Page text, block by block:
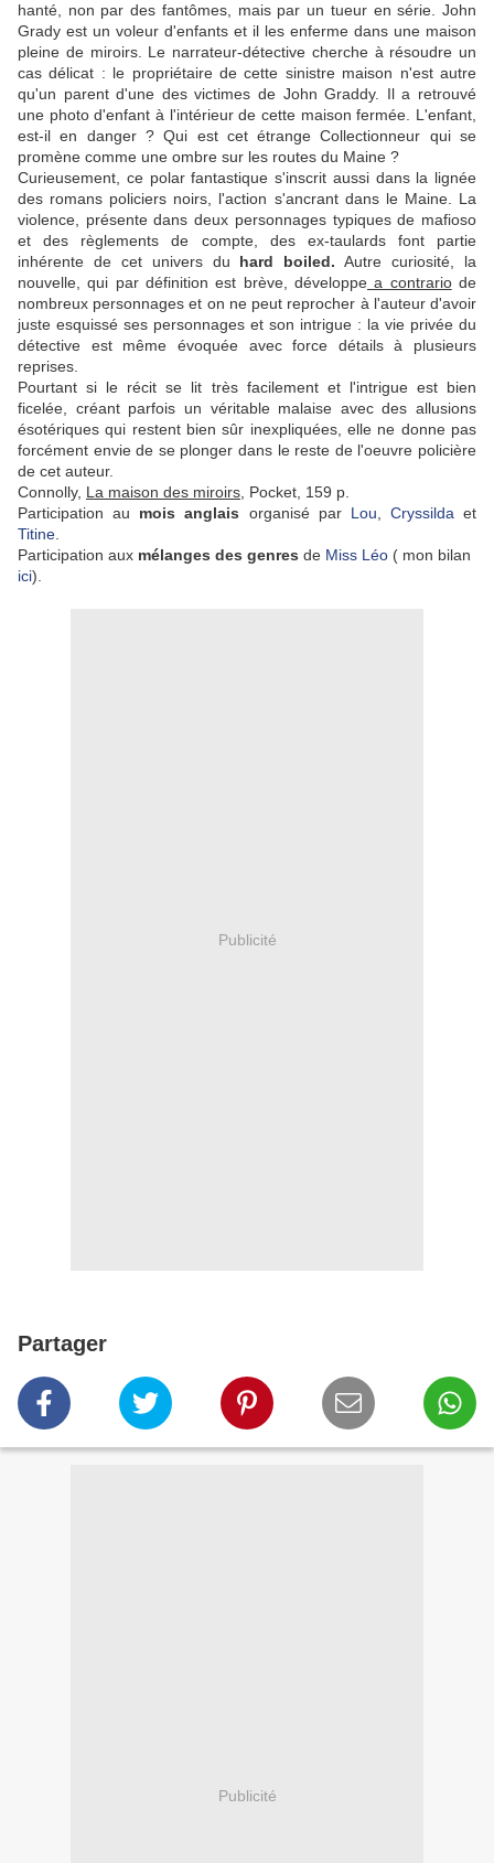
hanté, non par des fantômes, mais par un tueur en série. John
Grady est un voleur d'enfants et il les enferme dans une maison
pleine de miroirs. Le narrateur-détective cherche à résoudre un
cas délicat : le propriétaire de cette sinistre maison n'est autre
qu'un parent d'une des victimes de John Graddy. Il a retrouvé
une photo d'enfant à l'intérieur de cette maison fermée. L'enfant,
est-il en danger ? Qui est cet étrange Collectionneur qui se
promène comme une ombre sur les routes du Maine ?
Curieusement, ce polar fantastique s'inscrit aussi dans la lignée
des romans policiers noirs, l'action s'ancrant dans le Maine. La
violence, présente dans deux personnages typiques de mafioso
et des règlements de compte, des ex-taulards font partie
inhérente de cet univers du hard boiled. Autre curiosité, la
nouvelle, qui par définition est brève, développe a contrariode
nombreux personnages et on ne peut reprocher à l'auteur d'avoir
juste esquissé ses personnages et son intrigue : la vie privée du
détective est même évoquée avec force détails à plusieurs
reprises.
Pourtant si le récit se lit très facilement et l'intrigue est bien
ficelée, créant parfois un véritable malaise avec des allusions
ésotériques qui restent bien sûr inexpliquées, elle ne donne pas
forcément envie de se plonger dans le reste de l'oeuvre policière
de cet auteur.
Connolly, La maison des miroirs , Pocket, 159 p.
Participation au mois anglais organisé par Lou Cryssilda et
Titine
Participation aux mélanges des genres de Miss Léo ( mon bilan
ici).
Publicité
Partager
Publicité